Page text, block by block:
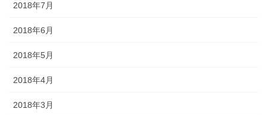
2018年7月
2018年6月
2018年5月
2018年4月
2018年3月